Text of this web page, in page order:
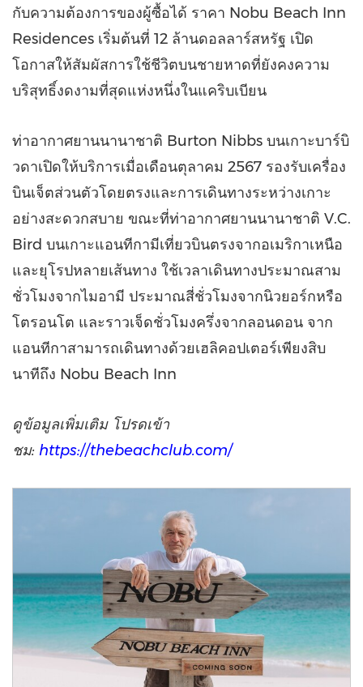
กับความต้องการของผู้ซื้อได้ ราคา Nobu Beach Inn
Residences เริ่มต้นที่ 12 ล้านดอลลาร์สหรัฐ เปิด
โอกาสให้สัมผัสการใช้ชีวิตบนชายหาดที่ยังคงความ
บริสุทธิ์งดงามที่สุดแห่งหนึ่งในแคริบเบียน
ท่าอากาศยานนานาชาติ Burton Nibbs บนเกาะบาร์บิ
วดาเปิดให้บริการเมื่อเดือนตุลาคม 2567 รองรับเครื่อง
บินเจ็ตส่วนตัวโดยตรงและการเดินทางระหว่างเกาะ
อย่างสะดวกสบาย ขณะที่ท่าอากาศยานนานาชาติ V.C.
Bird บนเกาะแอนทีกามีเที่ยวบินตรงจากอเมริกาเหนือ
และยุโรปหลายเส้นทาง ใช้เวลาเดินทางประมาณสาม
ชั่วโมงจากไมอามี ประมาณสี่ชั่วโมงจากนิวยอร์กหรือ
โตรอนโต และราวเจ็ดชั่วโมงครึ่งจากลอนดอน จาก
แอนทีกาสามารถเดินทางด้วยเฮลิคอปเตอร์เพียงสิบ
นาทีถึง Nobu Beach Inn
ดูข้อมูลเพิ่มเติม โปรดเข้า
ชม: https://thebeachclub.com/